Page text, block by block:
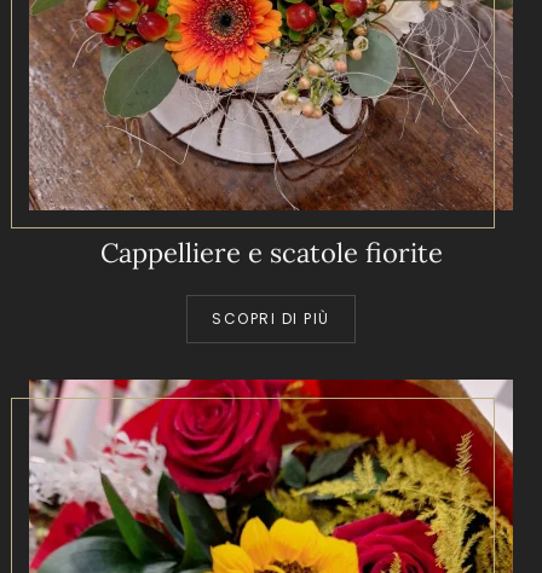
Cappelliere e scatole fiorite
SCOPRI DI PIÙ